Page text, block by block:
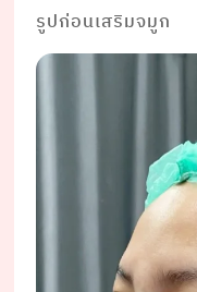
รูปก่อนเสริมจมูก